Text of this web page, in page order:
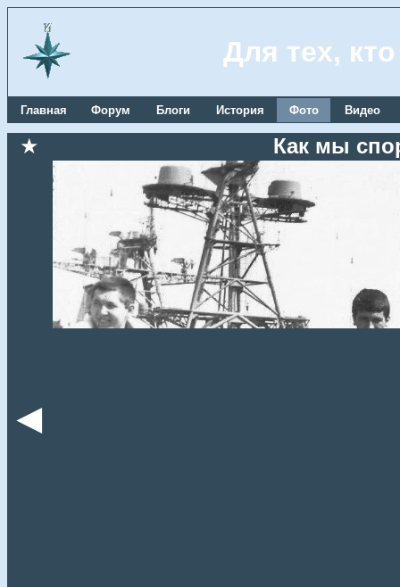
Для тех,
Главная Форум Блоги История Фото Видео
★ Как мы
◄